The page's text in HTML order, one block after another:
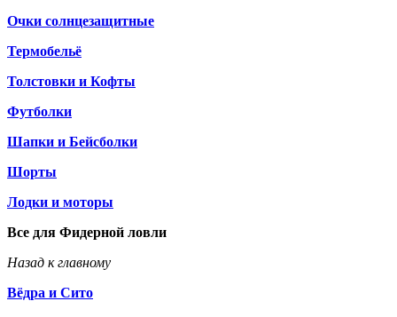
Очки солнцезащитные
Термобельё
Толстовки и Кофты
Футболки
Шапки и Бейсболки
Шорты
Лодки и моторы
Все для Фидерной ловли
Назад к главному
Вёдра и Сито